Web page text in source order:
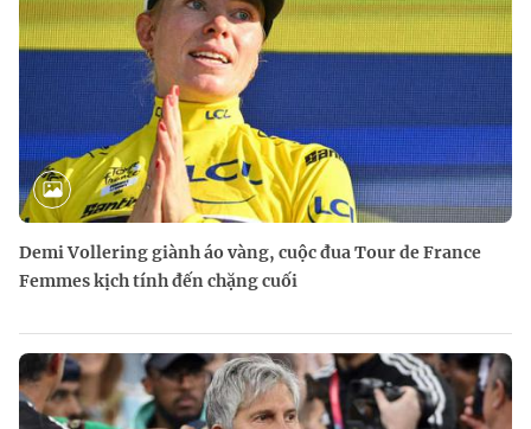
Demi Vollering giành áo vàng, cuộc đua Tour de France
Femmes kịch tính đến chặng cuối